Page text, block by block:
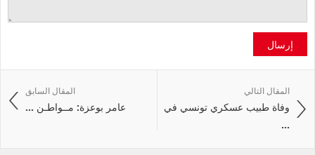
إرسال
المقال السابق
عامر بوعزة: مــواطـن ...
المقال التالي
وفاة طبيب عسكري تونسي في
...